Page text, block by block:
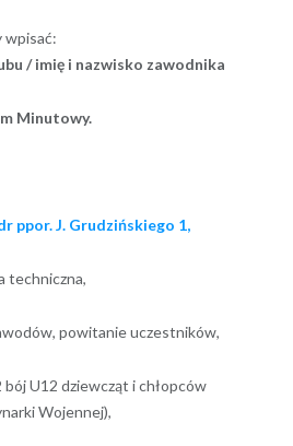
wpisać:
/ imię i nazwisko zawodnika
Minutowy.
ppor. J. Grudzińskiego 1,
techniczna,
powitanie uczestników,
U12 dziewcząt i chłopców
Wojennej),